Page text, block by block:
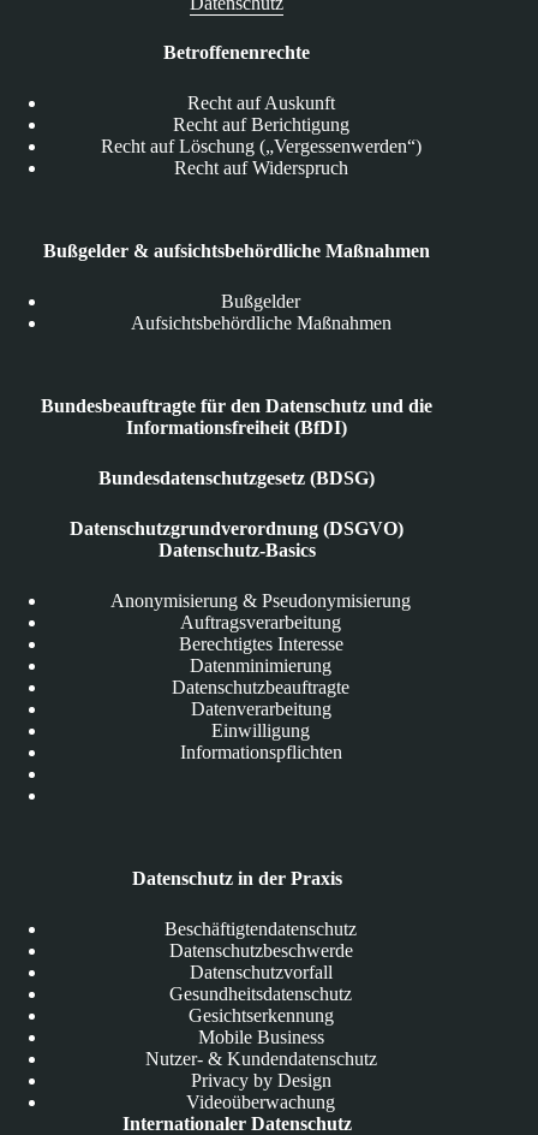
Betroffenenrechte
Recht auf Auskunft
Recht auf Berichtigung
Recht auf Löschung („Vergessenwerden“)
Recht auf Widerspruch
Bußgelder & aufsichtsbehördliche Maßnahmen
Bußgelder
Aufsichtsbehördliche Maßnahmen
Bundesbeauftragte für den Datenschutz und die
Informationsfreiheit (BfDI)
Bundesdatenschutzgesetz (BDSG)
Datenschutzgrundverordnung (DSGVO)
Datenschutz-Basics
Anonymisierung & Pseudonymisierung
Auftragsverarbeitung
Berechtigtes Interesse
Datenminimierung
Datenschutzbeauftragte
Datenverarbeitung
Einwilligung
Informationspflichten
Datenschutz in der Praxis
Beschäftigtendatenschutz
Datenschutzbeschwerde
Datenschutzvorfall
Gesundheitsdatenschutz
Gesichtserkennung
Mobile Business
Nutzer- & Kundendatenschutz
Privacy by Design
Videoüberwachung
Internationaler Datenschutz